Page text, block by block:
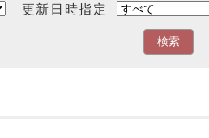
更新日時指定
検索